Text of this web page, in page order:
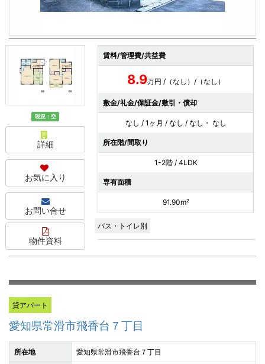
現況：空
詳細
お気に入り
お問い合せ
物件資料
賃料/管理費/共益費
8.9万円 /（なし）/（なし）
敷金/礼金/保証金/敷引・償却
なし / 1ヶ月 / なし / なし・ なし
所在階/間取り
1-2階 / 4LDK
専有面積
91.90m²
バス・トイレ別
貸アパート
愛知県常滑市飛香台７丁目
所在地 愛知県常滑市飛香台７丁目